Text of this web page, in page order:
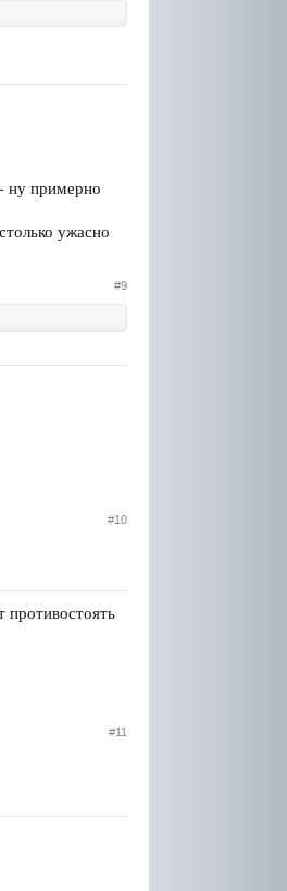
ну примерно
ужасно
#9
#10
противостоять
#11